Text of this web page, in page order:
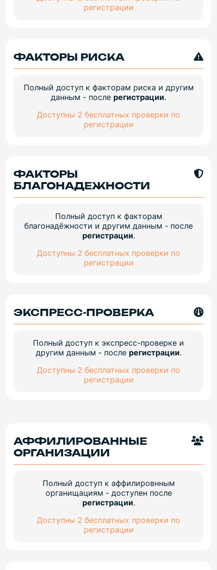
регистрации
ФАКТОРЫ РИСКА
Полный доступ к факторам риска и другим
данным - после регистрации.
Доступны 2 бесплатных проверки по
регистрации
ФАКТОРЫ
БЛАГОНАДЕЖНОСТИ
Полный доступ к факторам
благонадёжности и другим данным - после
регистрации.
Доступны 2 бесплатных проверки по
регистрации
ЭКСПРЕСС-ПРОВЕРКА
Полный доступ к экспресс-проверке и
другим данным - после регистрации.
Доступны 2 бесплатных проверки по
регистрации
АФФИЛИРОВАННЫЕ
ОРГАНИЗАЦИИ
Полный доступ к аффилировнным
органищациям - доступен после
регистрации.
Доступны 2 бесплатных проверки по
регистрации